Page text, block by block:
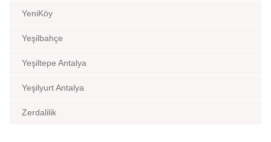
YeniKöy
Yeşilbahçe
Yeşiltepe Antalya
Yeşilyurt Antalya
Zerdalilik